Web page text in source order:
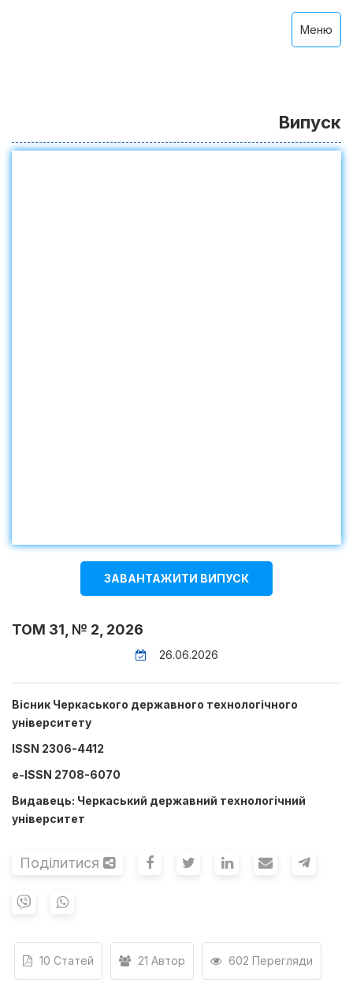
Меню
Випуск
ЗАВАНТАЖИТИ ВИПУСК
ТОМ 31, № 2, 2026
26.06.2026
Вісник Черкаського державного технологічного
університету
ISSN 2306-4412
e-ISSN 2708-6070
Видавець: ​Черкаський державний технологічний
університет
Поділитися
10 Статей 21 Автор 602 Перегляди